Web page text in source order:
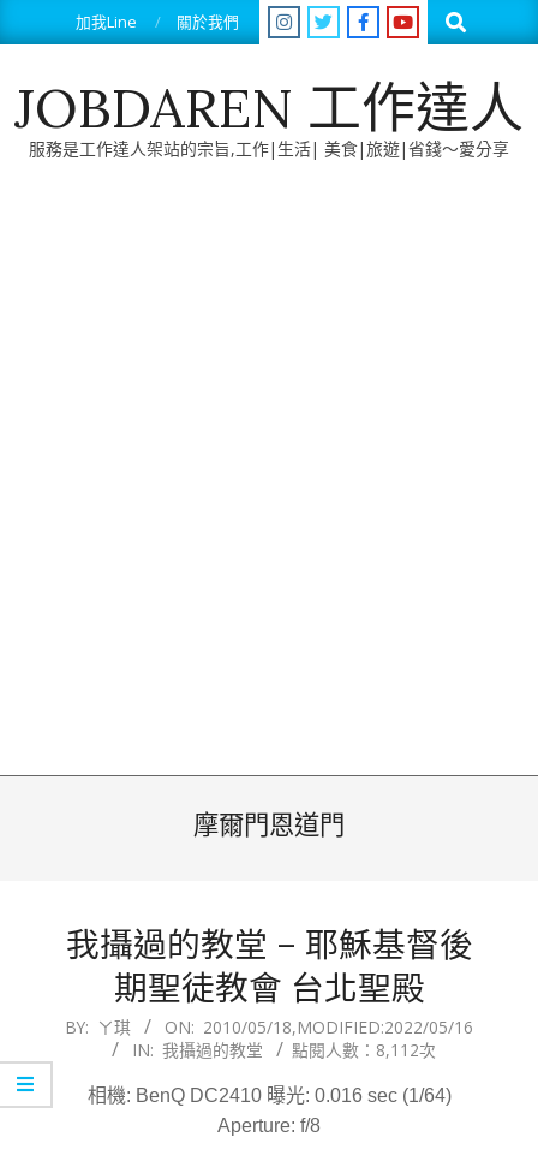
to
加我Line 關於我們 Search
JOBDAREN 工作達人
服務是工作達人架站的宗旨,工作|生活| 美食|旅遊|省錢～愛分享
摩爾門恩道門
我攝過的教堂 – 耶穌基督後
期聖徒教會 台北聖殿
2010-
BY: ㄚ琪 ON: 2010/05/18,MODIFIED:2022/05/16
IN: 我攝過的教堂 點閱人數：8,112次
相機: BenQ DC2410 曝光: 0.016 sec (1/64)
Aperture: f/8